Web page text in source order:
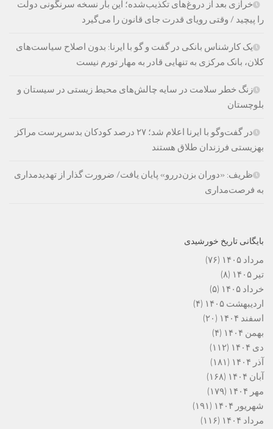
خرازی بعد از دروغ‌های تکذیب‌شده؛ این بار نسخه سرنگونی دولت
را پیچید / وقتی رویای قدرت جای قانون را می‌گیرد
یک کارشناس بانکی در گفت و گو با ایرنا: بدون اصلاح سیاست‌های
کلان، بانک مرکزی به تنهایی قادر به مهار تورم نیست
زنگ خطر سلامت در سایه چالش‌های محیط زیستی در سیستان و
بلوچستان
در گفت‌وگو با ایرنا اعلام شد؛ ۲۷ درصد کودکان بدسرپرست مراکز
بهزیستی فرزندان طلاق هستند
ظریف: «دوران بزن‌دررو» پایان یافت/ ضرورت گذار از تهدیدمداری
به فرصت‌مداری
بایگانی تاریخ خورشیدی
مرداد ۱۴۰۵
(۷۶)
تیر ۱۴۰۵
(۸)
خرداد ۱۴۰۵
(۵)
اردیبهشت ۱۴۰۵
(۴)
اسفند ۱۴۰۴
(۲۰)
بهمن ۱۴۰۴
(۴)
دی ۱۴۰۴
(۱۱۲)
آذر ۱۴۰۴
(۱۸۱)
آبان ۱۴۰۴
(۱۶۸)
مهر ۱۴۰۴
(۱۷۹)
شهریور ۱۴۰۴
(۱۹۱)
مرداد ۱۴۰۴
(۱۱۶)